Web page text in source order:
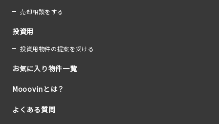
売却相談をする
投資用
投資用物件の提案を受ける
お気に入り物件一覧
Mooovinとは？
よくある質問